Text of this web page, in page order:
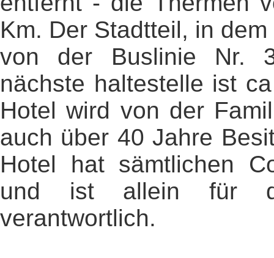
Km. Der Stadtteil, in
von der Buslinie Nr.
nächste haltestelle ist
Hotel wird von der
auch über 40 Jahre
Hotel hat sämtlichen
und ist allein für
verantwortlich.